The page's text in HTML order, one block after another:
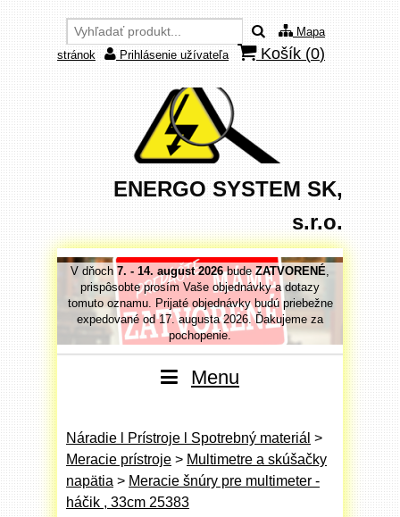
Mapa
stránok
Prihlásenie užívateľa Košík (0)
ENERGO SYSTEM SK,
s.r.o.
,
za
V dňoch 7. - 14. august 2026bude ZATVORENÉ,
prispôsobte prosím Vaše objednávky a dotazy
tomuto oznamu. Prijaté objednávky budú priebežne
expedované od 17. augusta 2026. Ďakujeme za
pochopenie.
V
tomuto
Menu
Náradie l Prístroje l Spotrebný materiál >
Meracie prístroje > Multimetre a skúšačky
napätia > Meracie šnúry pre multimeter -
háčik , 33cm 25383